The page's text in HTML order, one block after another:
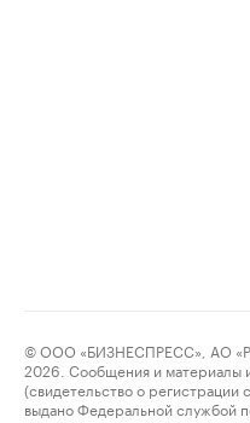
© ООО «БИЗНЕСПРЕСС», АО
2026. Сообщения и материалы
(свидетельство о
выдано Федеральной службой